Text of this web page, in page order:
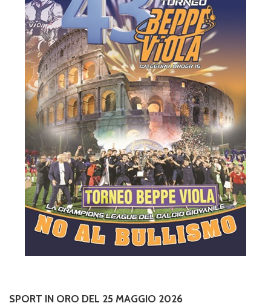
SPORT IN ORO DEL 25 MAGGIO 2026